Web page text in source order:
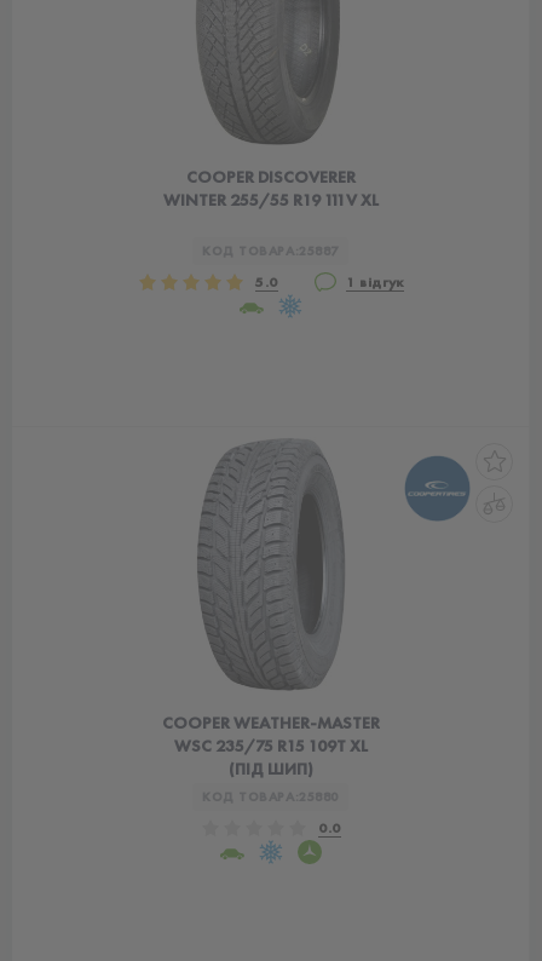
COOPER DISCOVERER
WINTER 255/55 R19 111V XL
5.0 1 відгук
COOPER WEATHER-MASTER
WSC 235/75 R15 109T XL
(ПІД ШИП)
0.0